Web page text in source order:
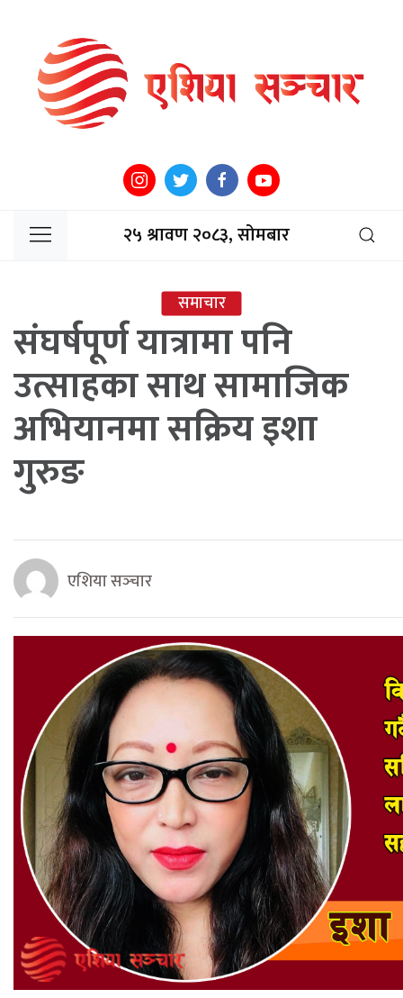
२५ श्रावण २०८३, सोमबार
समाचार
संघर्षपूर्ण यात्रामा पनि
उत्साहका साथ सामाजिक
अभियानमा सक्रिय इशा
गुरुङ
एशिया सञ्‍चार